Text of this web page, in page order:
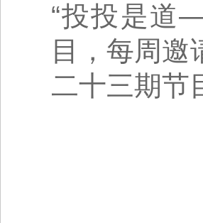
“投投是道
目，每周
二十三期节